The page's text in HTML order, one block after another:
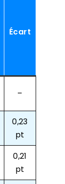
Écart
–
0,23
pt
0,21
pt